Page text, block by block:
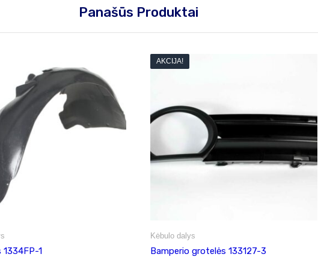
Panašūs Produktai
1
AKCIJA!
Kėbulo dalys
Bamperio grotelės 133127-3